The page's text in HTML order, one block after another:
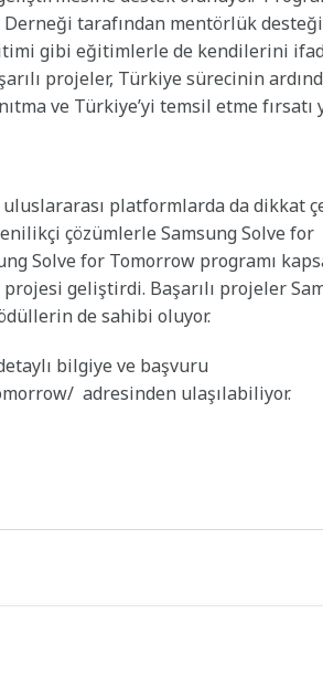
tarafından mentörlük
gibi eğitimlerle de kendilerini
projeler, Türkiye sürecinin
ve Türkiye’yi temsil etme fırsatı
platformlarda da dikkat
çözümlerle Samsung Solve for
Solve for Tomorrow programı
geliştirdi. Başarılı projeler
de sahibi oluyor.
bilgiye ve başvuru
adresinden ulaşılabiliyor.